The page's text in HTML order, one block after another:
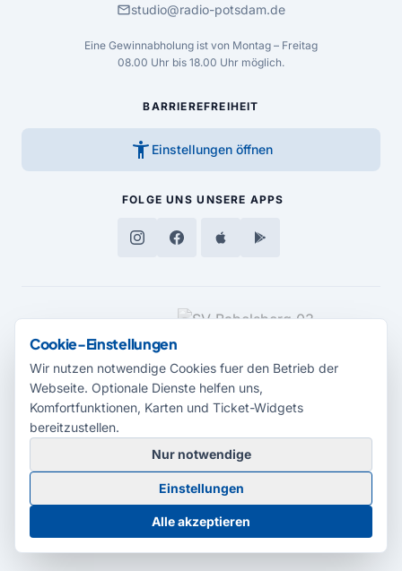
mailstudio@radio-potsdam.de
Eine Gewinnabholung ist von Montag – Freitag
08.00 Uhr bis 18.00 Uhr möglich.
BARRIEREFREIHEIT
accessibility_new Einstellungen öffnen
FOLGE UNS UNSERE APPS
MEDIENPARTNER
© 2026 Radio Potsdam. Webseite entwickelt durch dieMedienagentur
Babelsberg
BarrierefreiheitserklärungAGBDatenschutzImpressum
Cookie-Einstellungen
Cookie-Einstellungen
Wir nutzen notwendige Cookies fuer den Betrieb der
Webseite. Optionale Dienste helfen uns,
Komfortfunktionen, Karten und Ticket-Widgets
bereitzustellen.
Nur notwendige
Einstellungen
Alle akzeptieren